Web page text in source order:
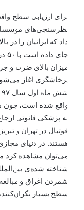
برای ارزیابی سطح
داد که ایرانیان را
جای داده است با ۵۰ درصد
میزان بالای ضرب و
پرخاشگری آغاز می‌شود (حدود
واقع شده است، چون
به پزشکی قانونی
فوتبال در تهران و
هستند. در دنیای
می‌توان مشاهده کرد
شناخته شده‌ی
شمردن اغراق و
سطح بسیار